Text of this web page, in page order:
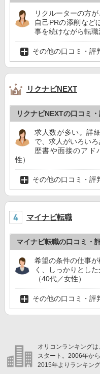
リクルーターの方
自己PRの添削など
事を続けながら転職
その他の口コミ・評
リクナビNEXT
リクナビNEXTの口コミ・
求人数が多い。詳
で、求人がいろい
歴書や面接のアド
性）
その他の口コミ・評
マイナビ転職
マイナビ転職の口コミ・
希望の条件の仕事
く、しっかりとし
（40代／女性）
その他の口コミ・評
オリコンランキング
スタート。2006年か
2015年よりランキン